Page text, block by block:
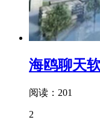
海鸥聊天
阅读：201
2